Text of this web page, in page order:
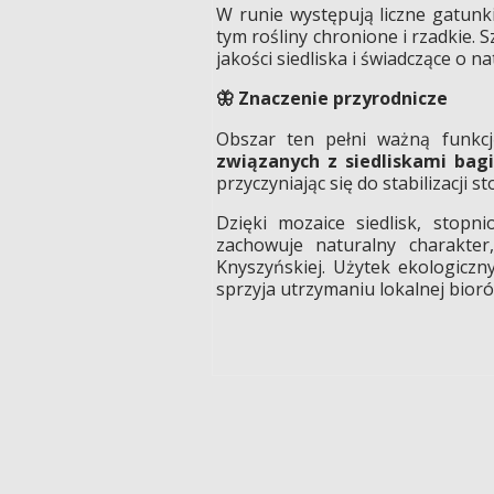
W runie występują liczne
tym rośliny chronione i rzadkie.
jakości siedliska i świadczące o
🦋 Znaczenie przyrodnicze
Obszar ten pełni ważną
związanych z siedliskami
przyczyniając się do stabilizacji
Dzięki mozaice siedlisk,
zachowuje naturalny
Knyszyńskiej. Użytek
sprzyja utrzymaniu lokalnej